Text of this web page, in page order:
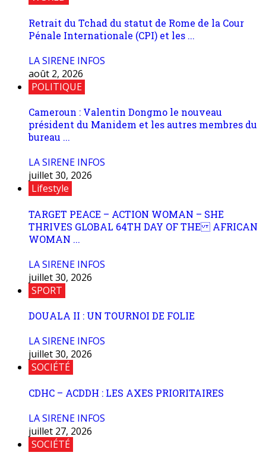
Retrait du Tchad du statut de Rome de la Cour
Pénale Internationale (CPI) et les ...
LA SIRENE INFOS
août 2, 2026
POLITIQUE
Cameroun : Valentin Dongmo le nouveau
président du Manidem et les autres membres du
bureau ...
LA SIRENE INFOS
juillet 30, 2026
Lifestyle
TARGET PEACE – ACTION WOMAN – SHE
THRIVES GLOBAL 64TH DAY OF THE AFRICAN
WOMAN ...
LA SIRENE INFOS
juillet 30, 2026
SPORT
DOUALA II : UN TOURNOI DE FOLIE
LA SIRENE INFOS
juillet 30, 2026
SOCIÉTÉ
CDHC – ACDDH : LES AXES PRIORITAIRES
LA SIRENE INFOS
juillet 27, 2026
SOCIÉTÉ